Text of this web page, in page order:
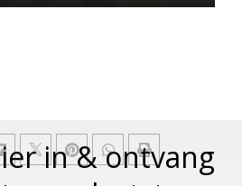
in & ontvang